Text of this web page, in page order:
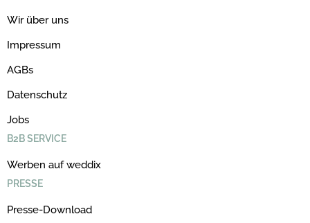
Wir über uns
Impressum
AGBs
Datenschutz
Jobs
B2B SERVICE
Werben auf weddix
PRESSE
Presse-Download